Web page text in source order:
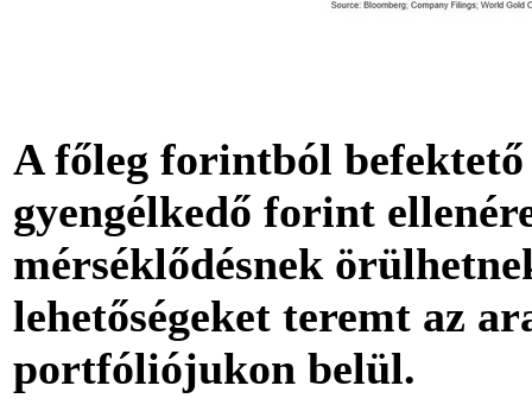
A főleg forintból
gyengélkedő forint
mérséklődésnek
lehetőségeket teremt az
portfóliójukon belül.